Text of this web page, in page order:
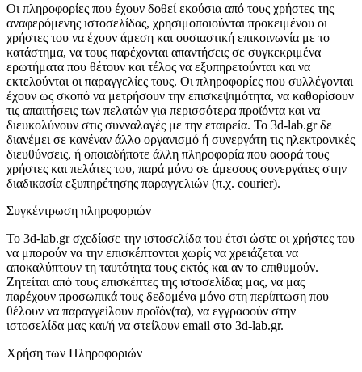
Οι πληροφορίες που έχουν δοθεί εκούσια από τους χρήστες της
αναφερόμενης ιστοσελίδας, χρησιμοποιούνται προκειμένου οι
χρήστες του να έχουν άμεση και ουσιαστική επικοινωνία με το
κατάστημα, να τους παρέχονται απαντήσεις σε συγκεκριμένα
ερωτήματα που θέτουν και τέλος να εξυπηρετούνται και να
εκτελούνται οι παραγγελίες τους. Οι πληροφορίες που συλλέγονται
έχουν ως σκοπό να μετρήσουν την επισκεψιμότητα, να καθορίσουν
τις απαιτήσεις των πελατών για περισσότερα προϊόντα και να
διευκολύνουν στις συνναλαγές με την εταιρεία. Το 3d-lab.gr δε
διανέμει σε κανέναν άλλο οργανισμό ή συνεργάτη τις ηλεκτρονικές
διευθύνσεις, ή οποιαδήποτε άλλη πληροφορία που αφορά τους
χρήστες και πελάτες του, παρά μόνο σε άμεσους συνεργάτες στην
διαδικασία εξυπηρέτησης παραγγελιών (π.χ. courier).
Συγκέντρωση πληροφοριών
Το 3d-lab.gr σχεδίασε την ιστοσελίδα του έτσι ώστε οι χρήστες του
να μπορούν να την επισκέπτονται χωρίς να χρειάζεται να
αποκαλύπτουν τη ταυτότητα τους εκτός και αν το επιθυμούν.
Ζητείται από τους επισκέπτες της ιστοσελίδας μας, να μας
παρέχουν προσωπικά τους δεδομένα μόνο στη περίπτωση που
θέλουν να παραγγείλουν προϊόν(τα), να εγγραφούν στην
ιστοσελίδα μας και/ή να στείλουν email στο 3d-lab.gr.
Χρήση των Πληροφοριών